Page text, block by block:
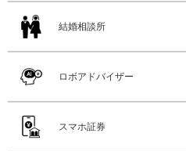
結婚相談所
ロボアドバイザー
スマホ証券